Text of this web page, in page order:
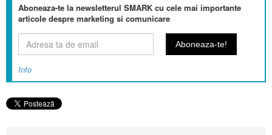
Aboneaza-te la newsletterul SMARK cu cele mai importante
articole despre marketing si comunicare
Info